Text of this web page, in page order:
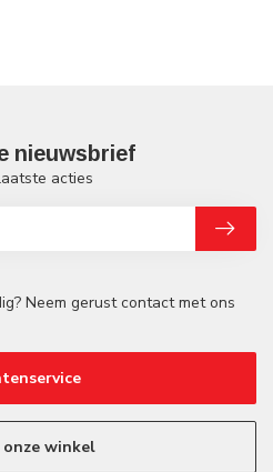
Neem gerust contact met ons
onze winkel
nieuwsbrief
acties